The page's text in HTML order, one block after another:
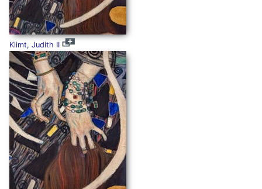
Klimt, Judith II